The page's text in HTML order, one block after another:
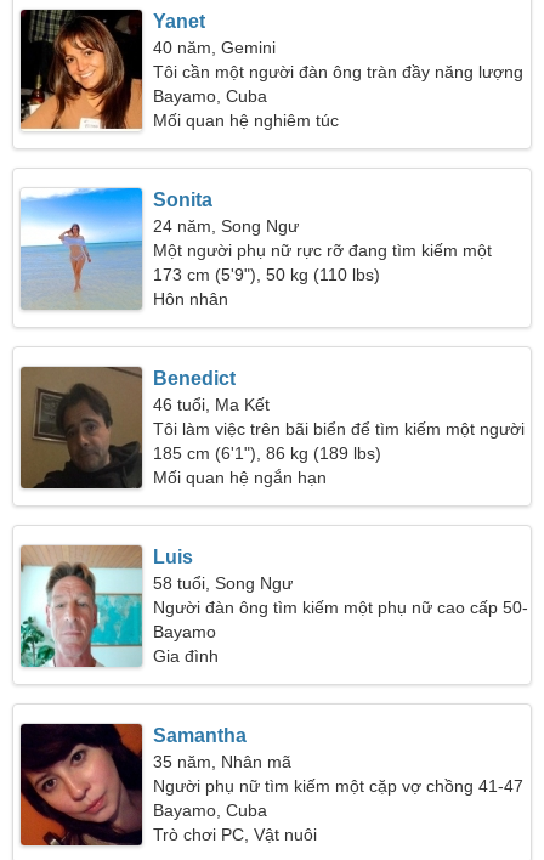
Yanet
40 năm, Gemini
Tôi cần một người đàn ông tràn đầy năng lượng
cho cuộc sống
Bayamo, Cuba
Mối quan hệ nghiêm túc
Sonita
24 năm, Song Ngư
Một người phụ nữ rực rỡ đang tìm kiếm một
người như bạn
173 cm (5'9"), 50 kg (110 lbs)
Hôn nhân
Benedict
46 tuổi, Ma Kết
Tôi làm việc trên bãi biển để tìm kiếm một người
phụ nữ tình cảm
185 cm (6'1"), 86 kg (189 lbs)
Mối quan hệ ngắn hạn
Luis
58 tuổi, Song Ngư
Người đàn ông tìm kiếm một phụ nữ cao cấp 50-
55
Bayamo
Gia đình
Samantha
35 năm, Nhân mã
Người phụ nữ tìm kiếm một cặp vợ chồng 41-47
Bayamo, Cuba
Trò chơi PC, Vật nuôi